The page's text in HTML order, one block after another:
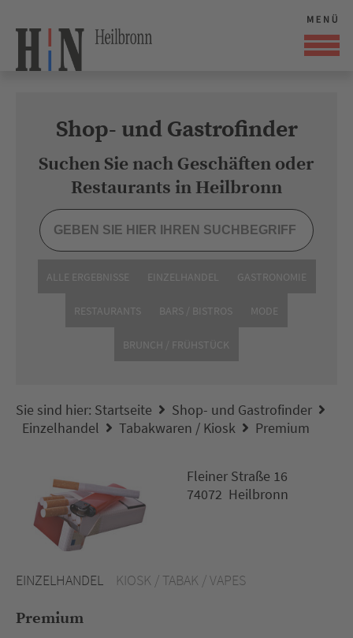
Shop- und Gastrofinder
Suchen Sie nach Geschäften oder
Restaurants in Heilbronn
ALLE ERGEBNISSE EINZELHANDEL GASTRONOMIE
RESTAURANTS BARS / BISTROS MODE
BRUNCH / FRÜHSTÜCK
Sie sind hier: Startseite
Shop- und Gastrofinder
Einzelhandel
Tabakwaren / Kiosk Premium
EINZELHANDEL KIOSK / TABAK / VAPES
Premium
Fleiner Straße 16
74072 Heilbronn